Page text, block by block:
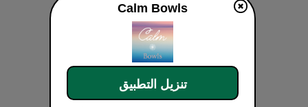
Calm Bowls
تنزيل التطبيق